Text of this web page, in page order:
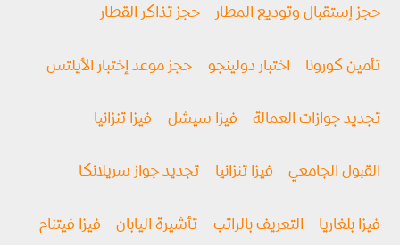
حجز إستقبال وتوديع المطار حجز تذاكر القطار
تأمين كورونا اختبار دولينجو حجز موعد إختبار الأيلتس
تجديد جوازات العمالة فيزا سيشل فيزا تنزانيا
القبول الجامعي فيزا تنزانيا تجديد جواز سريلانكا
فيزا بلغاريا التعريف بالراتب تأشيرة اليابان فيزا فيتنام